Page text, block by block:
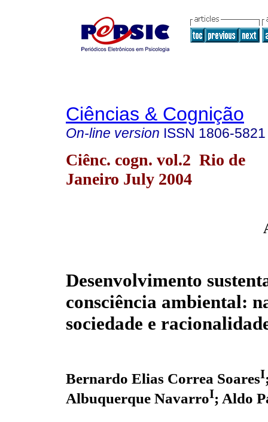
Ciências & Cognição
On-line version ISSN 1806-5821
Ciênc. cogn. vol.2 Rio de
Janeiro July 2004
Desenvolvimento
consciência ambiental:
sociedade e
Bernardo Elias Correa SoaresI
Albuquerque NavarroI; Aldo